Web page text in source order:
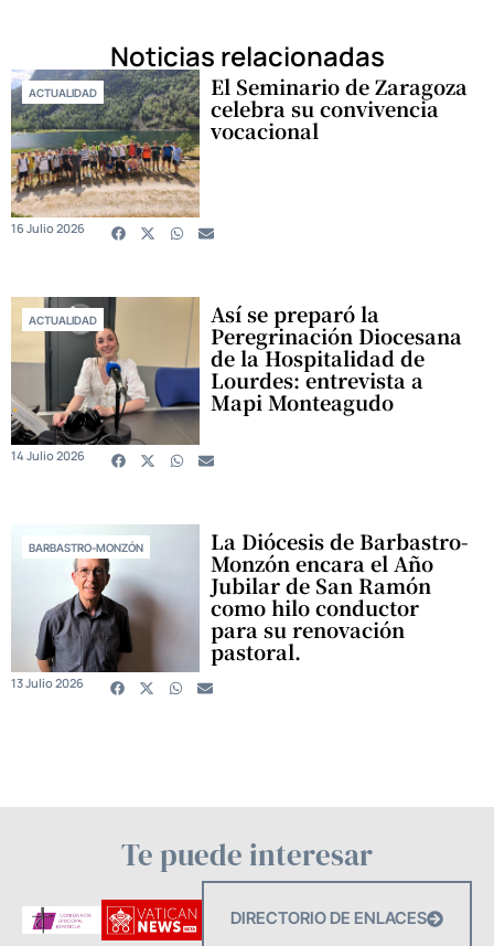
Noticias relacionadas
ACTUALIDAD El Seminario de Zaragoza
celebra su convivencia
vocacional
16 Julio 2026
ACTUALIDAD Así se preparó la
Peregrinación Diocesana
de la Hospitalidad de
Lourdes: entrevista a
Mapi Monteagudo
14 Julio 2026
BARBASTRO-MONZÓN La Diócesis de Barbastro-
Monzón encara el Año
Jubilar de San Ramón
como hilo conductor
para su renovación
pastoral.
13 Julio 2026
Te puede interesar
DIRECTORIO DE ENLACES